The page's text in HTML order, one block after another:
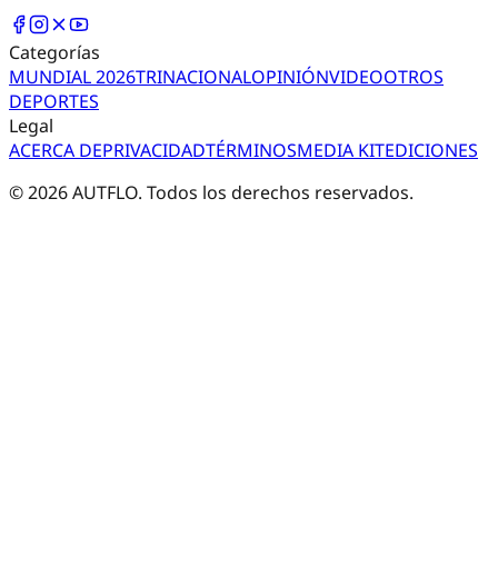
Categorías
MUNDIAL 2026TRINACIONALOPINIÓNVIDEOOTROS
DEPORTES
Legal
ACERCA DEPRIVACIDADTÉRMINOSMEDIA KITEDICIONES
©2026AUTFLO. Todos los derechos reservados.